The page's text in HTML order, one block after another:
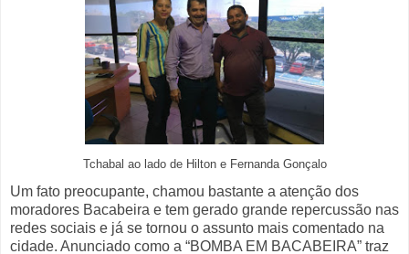
Tchabal ao lado de Hilton e Fernanda Gonçalo
Um fato preocupante, chamou bastante a atenção dos
moradores Bacabeira e tem gerado grande repercussão nas
redes sociais e já se tornou o assunto mais comentado na
cidade. Anunciado como a “BOMBA EM BACABEIRA” traz